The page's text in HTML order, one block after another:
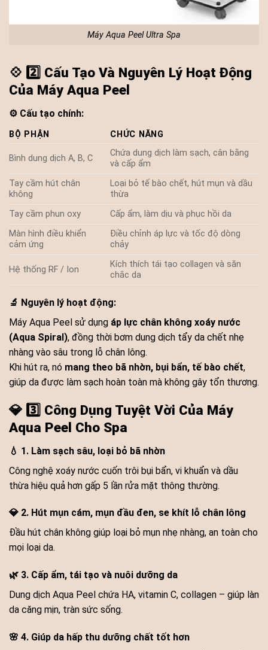
Máy Aqua Peel Ultra Spa
💠 2️⃣ Cấu Tạo Và Nguyên Lý Hoạt Động
Của Máy Aqua Peel
⚙️ Cấu tạo chính:
BỘ PHẬN CHỨC NĂNG
Bình dung dịch A, B, C
Chứa dung dịch làm sạch, cân bằng
và cấp ẩm
Tay cầm hút chân
không
Loại bỏ tế bào chết, hút mụn và dầu
thừa
Tay cầm phun oxy
Cấp ẩm, làm dịu và phục hồi da
Màn hình điều khiển
cảm ứng
Điều chỉnh áp lực và tốc độ dòng
chảy
Hệ thống RF / Ion
Kích thích tái tạo collagen và săn
chắc da
🔬 Nguyên lý hoạt động:
Máy Aqua Peel sử dụng áp lực chân không xoáy nước
(Aqua Spiral), đồng thời bơm dung dịch tẩy da chết nhẹ
nhàng vào sâu trong lỗ chân lông.
Khi hút ra, nó mang theo bã nhờn, bụi bẩn, tế bào chết,
giúp da được làm sạch hoàn toàn mà không gây tổn thương.
💎 3️⃣ Công Dụng Tuyệt Vời Của Máy
Aqua Peel Cho Spa
💧 1. Làm sạch sâu, loại bỏ bã nhờn
Công nghệ xoáy nước cuốn trôi bụi bẩn, vi khuẩn và dầu
thừa hiệu quả hơn gấp 5 lần rửa mặt thông thường.
💎 2. Hút mụn cám, mụn đầu đen, se khít lỗ chân lông
Đầu hút chân không giúp loại bỏ mụn nhẹ nhàng, an toàn cho
mọi loại da.
🌿 3. Cấp ẩm, tái tạo và nuôi dưỡng da
Dung dịch Aqua Peel chứa HA, vitamin C, collagen – giúp làn
da căng mịn, tràn sức sống.
🌸 4. Giúp da hấp thu dưỡng chất tốt hơn